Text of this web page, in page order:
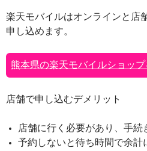
楽天モバイルはオンラインと店
申し込めます。
熊本県の楽天モバイルショップ
店舗で申し込むデメリット
店舗に行く必要があり、手続
予約しないと待ち時間で余計